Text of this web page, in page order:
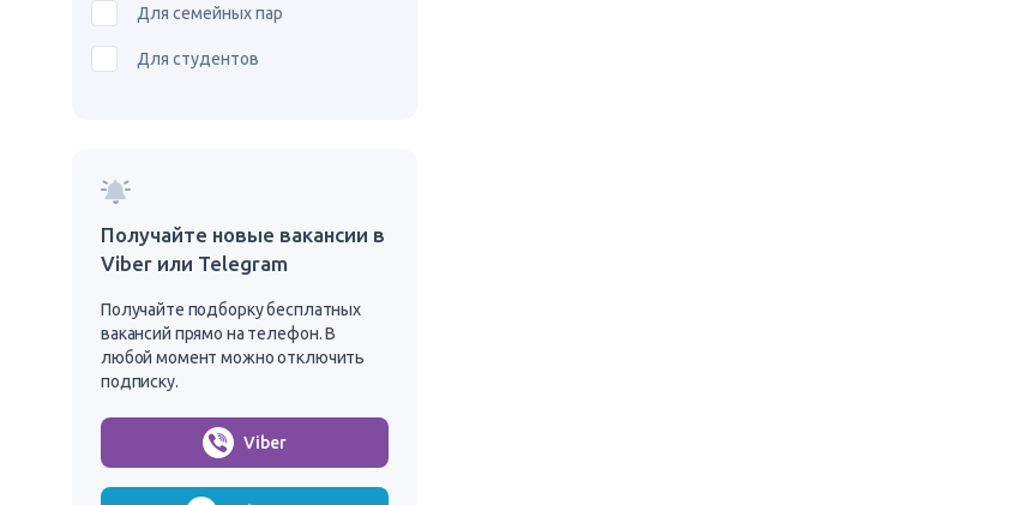
Для семейных пар
Для студентов
Получайте новые вакансии в
Viber или Telegram
Получайте подборку бесплатных
вакансий прямо на телефон. В
любой момент можно отключить
подписку.
Viber